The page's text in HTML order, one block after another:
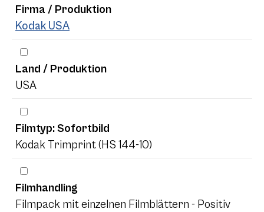
Firma / Produktion
Kodak USA
Land / Produktion
USA
Filmtyp: Sofortbild
Kodak Trimprint (HS 144-10)
Filmhandling
Filmpack mit einzelnen Filmblättern - Positiv